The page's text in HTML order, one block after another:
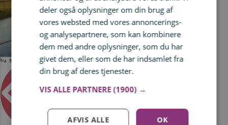
fra 836 kr.
deler også oplysninger om din brug af
vores websted med vores annoncerings-
og analysepartnere, som kan kombinere
dem med andre oplysninger, som du har
givet dem, eller som de har indsamlet fra
din brug af deres tjenester.
VIS ALLE PARTNERE (1900) →
OK
AFVIS ALLE